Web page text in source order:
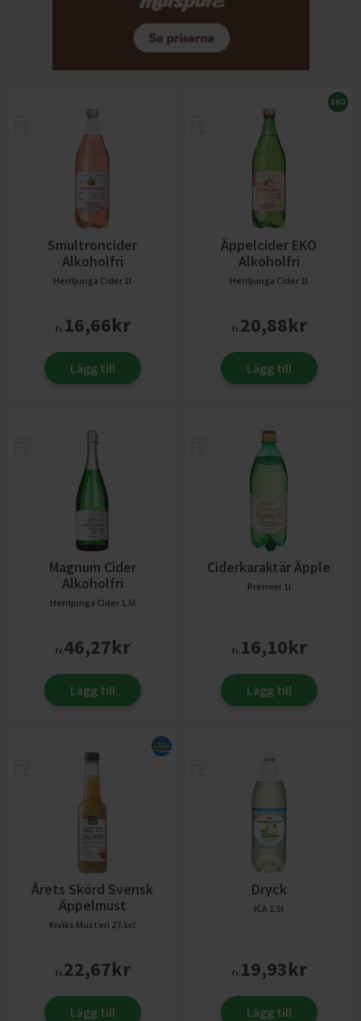
Smultroncider
Alkoholfri
Herrljunga Cider 1l
fr. 16,66kr
Lägg till
Äppelcider EKO
Alkoholfri
Herrljunga Cider 1l
fr.20,88kr
Lägg till
Magnum Cider
Alkoholfri
Herrljunga Cider 1.5l
fr.46,27kr
Lägg till
Ciderkaraktär Äpple
Premier 1l
fr. 16,10kr
Lägg till
Årets Skörd Svensk
Äppelmust
Kiviks Musteri 27.5cl
fr.22,67kr
Lägg till
Dryck
ICA 1.5l
fr. 19,93kr
Lägg till